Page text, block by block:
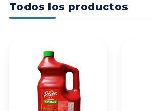
Todos los productos